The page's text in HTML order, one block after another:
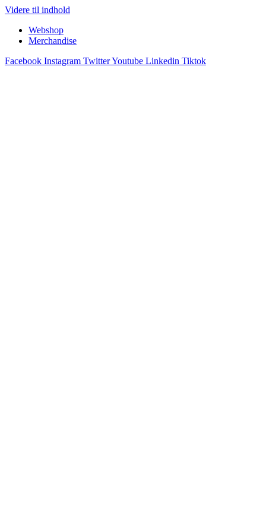
Videre til indhold
Webshop
Merchandise
Facebook Instagram TwitterYoutube Linkedin Tiktok